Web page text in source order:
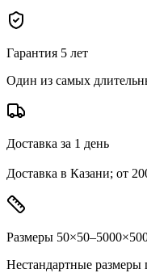
Гарантия 5 лет
Один из самых
Доставка за 1 день
Доставка в Казани; от
Размеры
Нестандартные размеры